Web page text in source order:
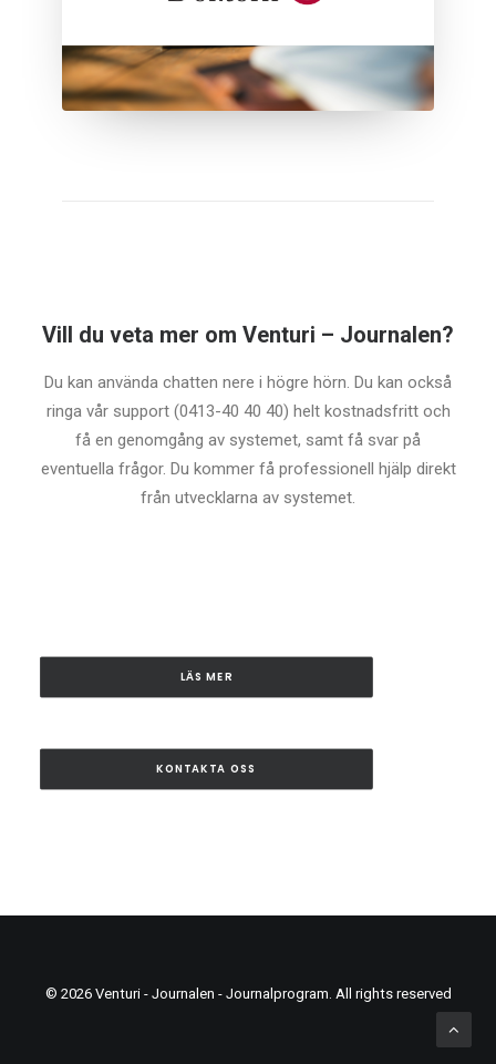
Vill du veta mer om Venturi – Journalen?
Du kan använda chatten nere i högre hörn. Du kan också
ringa vår support (0413-40 40 40) helt kostnadsfritt och
få en genomgång av systemet, samt få svar på
eventuella frågor. Du kommer få professionell hjälp direkt
från utvecklarna av systemet.
LÄS MER
KONTAKTA OSS
© 2026 Venturi - Journalen - Journalprogram. All rights reserved